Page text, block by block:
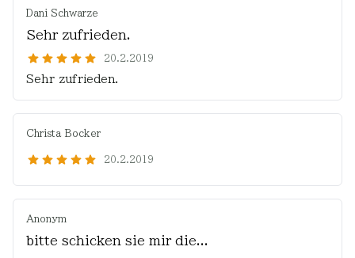
Dani Schwarze
Sehr zufrieden.
20.2.2019
Sehr zufrieden.
Christa Bocker
20.2.2019
Anonym
bitte schicken sie mir die...